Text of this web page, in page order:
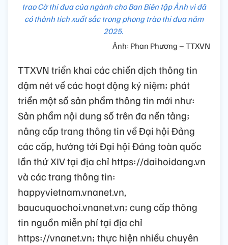
trao Cờ thi đua của ngành cho Ban Biên tập Ảnh vì đã
có thành tích xuất sắc trong phong trào thi đua năm
2025.
Ảnh: Phan Phương – TTXVN
TTXVN triển khai các chiến dịch thông tin
đậm nét về các hoạt động kỷ niệm; phát
triển một số sản phẩm thông tin mới như:
Sản phẩm nội dung số trên đa nền tảng;
nâng cấp trang thông tin về Đại hội Đảng
các cấp, hướng tới Đại hội Đảng toàn quốc
lần thứ XIV tại địa chỉ https://daihoidang.vn
và các trang thông tin:
happyvietnam.vnanet.vn,
baucuquochoi.vnanet.vn; cung cấp thông
tin nguồn miễn phí tại địa chỉ
https://vnanet.vn; thực hiện nhiều chuyên